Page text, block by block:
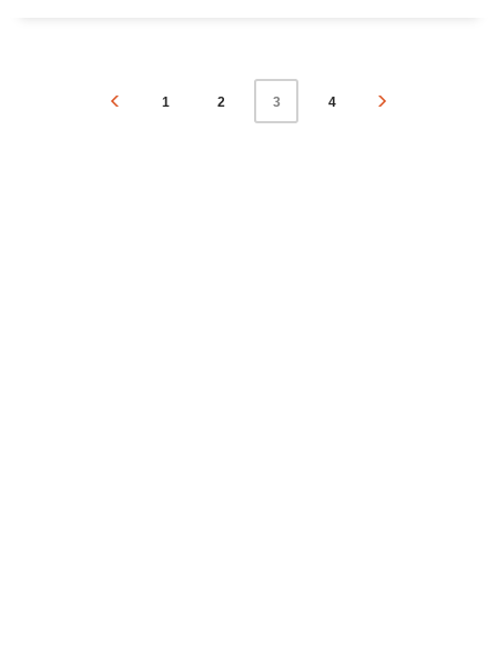
1 2 3 4